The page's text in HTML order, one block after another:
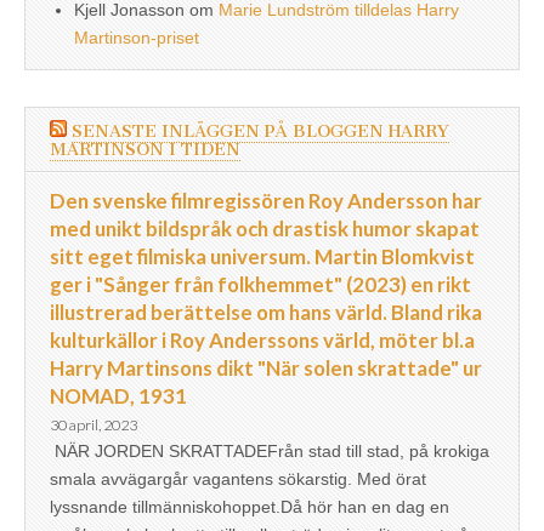
Kjell Jonasson om Marie Lundström tilldelas Harry
Martinson-priset
SENASTE INLÄGGEN PÅ BLOGGEN HARRY
MARTINSON I TIDEN
Den svenske filmregissören Roy Andersson har
med unikt bildspråk och drastisk humor skapat
sitt eget filmiska universum. Martin Blomkvist
ger i "Sånger från folkhemmet" (2023) en rikt
illustrerad berättelse om hans värld. Bland rika
kulturkällor i Roy Anderssons värld, möter bl.a
Harry Martinsons dikt "När solen skrattade" ur
NOMAD, 1931
30 april, 2023
NÄR JORDEN SKRATTADEFrån stad till stad, på krokiga
smala avvägargår vagantens sökarstig. Med örat
lyssnande tillmänniskohoppet.Då hör han en dag en